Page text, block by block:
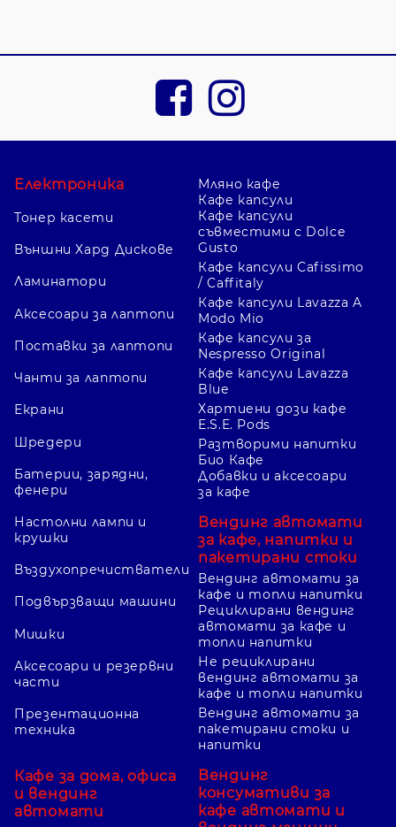
Електроника
Тонер касети
Външни Хард Дискове
Ламинатори
Аксесоари за лаптопи
Поставки за лаптопи
Чанти за лаптопи
Екрани
Шредери
Батерии, зарядни,
фенери
Настолни лампи и
крушки
Въздухопречистватели
Подвързващи машини
Мишки
Аксесоари и резервни
части
Презентационна
техника
Кафе за дома, офиса
и вендинг
автомати
Мляно кафе
Кафе капсули
Кафе капсули
съвместими с Dolce
Gusto
Кафе капсули Cafissimo
/ Caffitaly
Кафе капсули Lavazza A
Modo Mio
Кафе капсули за
Nespresso Original
Кафе капсули Lavazza
Blue
Хартиени дози кафе
E.S.E. Pods
Разтворими напитки
Био Кафе
Добавки и аксесоари
за кафе
Вендинг автомати
за кафе, напитки и
пакетирани стоки
Вендинг автомати за
кафе и топли напитки
Рециклирани вендинг
автомати за кафе и
топли напитки
Не рециклирани
вендинг автомати за
кафе и топли напитки
Вендинг автомати за
пакетирани стоки и
напитки
Вендинг
консумативи за
кафе автомати и